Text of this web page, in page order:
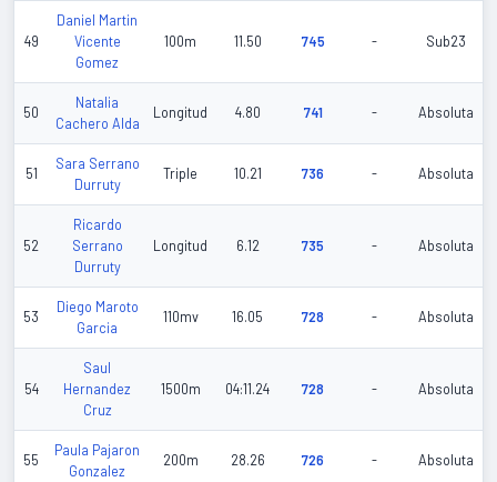
49
Daniel Martin
Vicente
Gomez
100m 11.50 745 - Sub23
50
Natalia
Cachero Alda
Longitud 4.80 741 - Absoluta
51
Sara Serrano
Durruty
Triple 10.21 736 - Absoluta
52
Ricardo
Serrano
Durruty
Longitud 6.12 735 - Absoluta
53
Diego Maroto
Garcia
110mv 16.05 728 - Absoluta
54
Saul
Hernandez
Cruz
1500m 04:11.24 728 - Absoluta
55
Paula Pajaron
Gonzalez
200m 28.26 726 - Absoluta